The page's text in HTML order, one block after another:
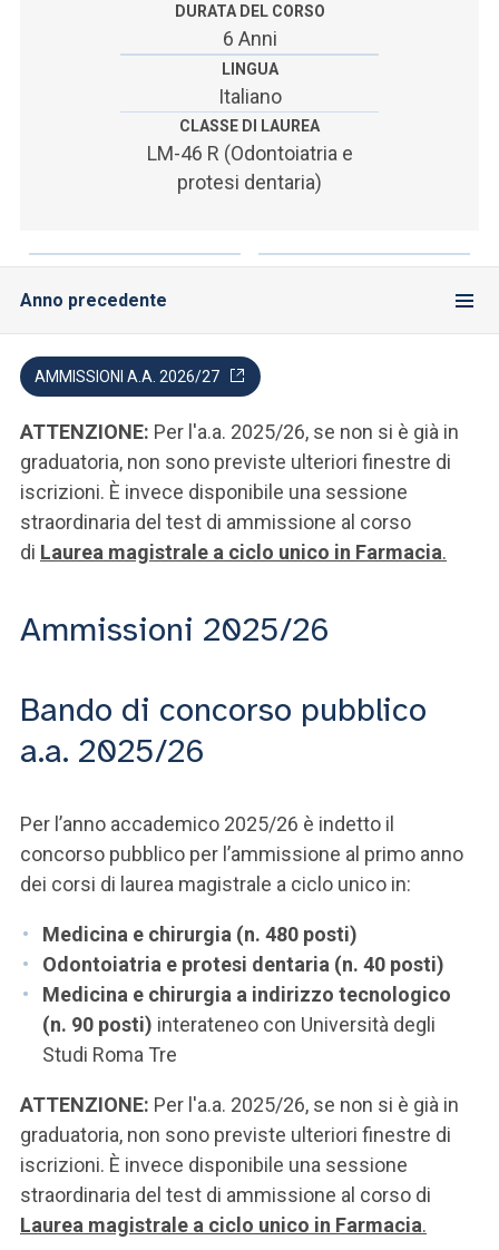
SEI UN DOCENTE O UN MEMBRO DELLO STAFF
ACCEDI A CLOUDMAIL
DURATA DEL CORSO
6 Anni
LINGUA
Italiano
CLASSE DI LAUREA
LM-46 R (Odontoiatria e
protesi dentaria)
Anno precedente
AMMISSIONI A.A. 2026/27
ATTENZIONE: Per l'a.a. 2025/26, se non si è già in
graduatoria, non sono previste ulteriori finestre di
iscrizioni. È invece disponibile una sessione
straordinaria del test di ammissione al corso
di Laurea magistrale a ciclo unico in Farmacia.
Ammissioni 2025/26
Bando di concorso pubblico
a.a. 2025/26
Per l’anno accademico 2025/26 è indetto il
concorso pubblico per l’ammissione al primo anno
dei corsi di laurea magistrale a ciclo unico in:
Medicina e chirurgia (n. 480 posti)
Odontoiatria e protesi dentaria (n. 40 posti)
Medicina e chirurgia a indirizzo tecnologico
(n. 90 posti) interateneo con Università degli
Studi Roma Tre
ATTENZIONE: Per l'a.a. 2025/26, se non si è già in
graduatoria, non sono previste ulteriori finestre di
iscrizioni. È invece disponibile una sessione
straordinaria del test di ammissione al corso di
Laurea magistrale a ciclo unico in Farmacia.